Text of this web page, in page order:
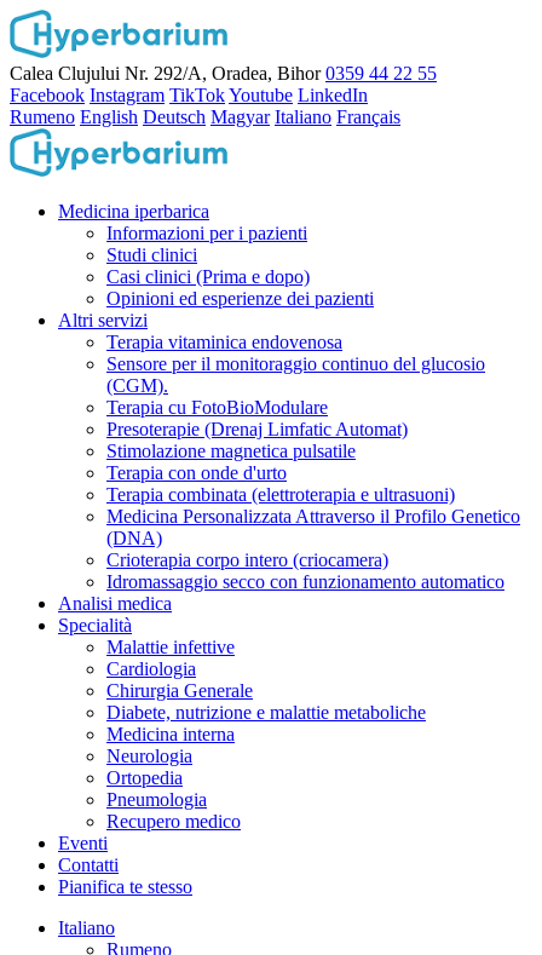
Calea Clujului Nr. 292/A, Oradea, Bihor 0359 44 22 55
Facebook Instagram TikTokYoutube LinkedIn
Rumeno English Deutsch Magyar Italiano Français
Medicina iperbarica
Informazioni per i pazienti
Studi clinici
Casi clinici (Prima e dopo)
Opinioni ed esperienze dei pazienti
Altri servizi
Terapia vitaminica endovenosa
Sensore per il monitoraggio continuo del glucosio
(CGM).
Terapia cu FotoBioModulare
Presoterapie (Drenaj Limfatic Automat)
Stimolazione magnetica pulsatile
Terapia con onde d'urto
Terapia combinata (elettroterapia e ultrasuoni)
Medicina Personalizzata Attraverso il Profilo Genetico
(DNA)
Crioterapia corpo intero (criocamera)
Idromassaggio secco con funzionamento automatico
Analisi medica
Specialità
Malattie infettive
Cardiologia
Chirurgia Generale
Diabete, nutrizione e malattie metaboliche
Medicina interna
Neurologia
Ortopedia
Pneumologia
Recupero medico
Eventi
Contatti
Pianifica te stesso
Italiano
Rumeno